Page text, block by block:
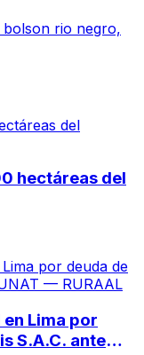
rio negro,
hectáreas del
Lima por
S.A.C. ante